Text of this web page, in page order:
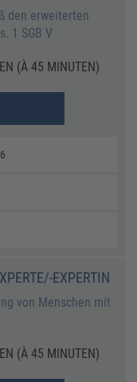
den erweiterten
1 SGB V
(À 45 MINUTEN)
EXPERTIN
von Menschen mit
(À 45 MINUTEN)